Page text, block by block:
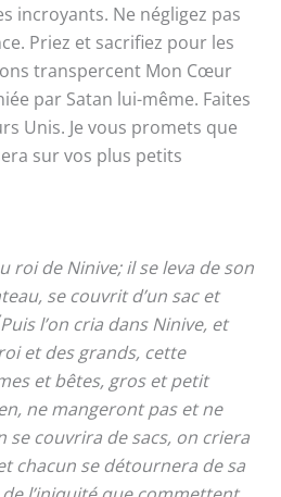
incroyants. Ne négligez pas
Priez et sacrifiez pour les
transpercent Mon Cœur
par Satan lui-même. Faites
Unis. Je vous promets que
sur vos plus petits
roi de Ninive; il se leva de son
se couvrit d’un sac et
Puis l’on cria dans Ninive, et
et des grands, cette
et bêtes, gros et petit
ne mangeront pas et ne
se couvrira de sacs, on criera
chacun se détournera de sa